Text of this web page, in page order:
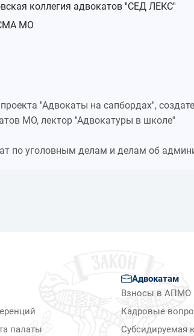
коллегия адвокатов ''СЕД ЛЕКС''
МО
''Адвокаты на сапбордах'',
МО, лектор ''Адвокатуры в школe''
по уголовным делам и делам об
палаты
Адвокатам
Взносы в АПМО
Кадровые
Субсидируемая